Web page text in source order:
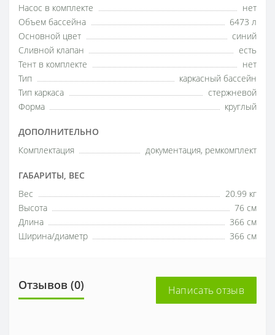
Насос в комплекте
нет
Объем бассейна
6473 л
Основной цвет
синий
Сливной клапан
есть
Тент в комплекте
нет
Тип
каркасный бассейн
Тип каркаса
стержневой
Форма
круглый
ДОПОЛНИТЕЛЬНО
Комплектация документация, ремкомплект
ГАБАРИТЫ, ВЕС
Вес
20.99 кг
Высота
76 см
Длина
366 см
Ширина/диаметр
366 см
Отзывов (0) Написать отзыв